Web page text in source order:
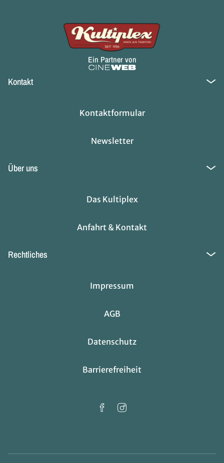
Ein Partner von
Kontakt
Kontaktformular
Newsletter
Über uns
Das Kultiplex
Anfahrt & Kontakt
Rechtliches
Impressum
AGB
Datenschutz
Barrierefreiheit